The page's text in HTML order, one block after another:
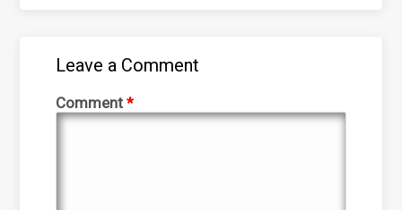
Leave a Comment
Comment*